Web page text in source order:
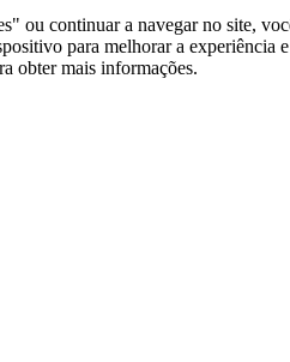
ou continuar a navegar no site,
para melhorar a experiência
obter mais informações.